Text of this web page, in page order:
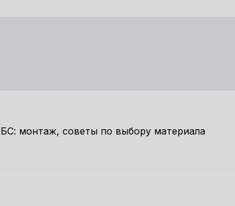
монтаж, советы по выбору материала